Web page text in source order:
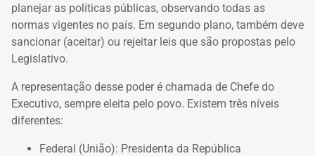
planejar as políticas públicas, observando todas as
normas vigentes no país. Em segundo plano, também deve
sancionar (aceitar) ou rejeitar leis que são propostas pelo
Legislativo.
A representação desse poder é chamada de Chefe do
Executivo, sempre eleita pelo povo. Existem três níveis
diferentes:
Federal (União): Presidenta da República